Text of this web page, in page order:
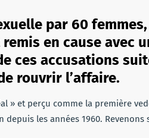
par 60
remis en cause avec
ces accusations
rouvrir l’affaire.
» et perçu comme la première
depuis les années 1960.